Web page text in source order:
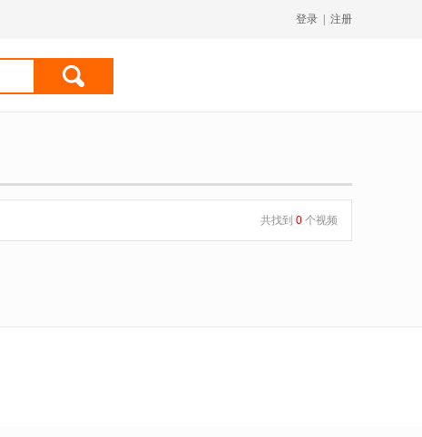
登录 注册
共找到 0 个视频